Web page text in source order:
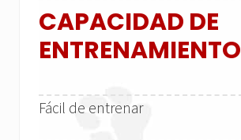
CAPACIDAD DE
ENTRENAMIENTO
Fácil de entrenar